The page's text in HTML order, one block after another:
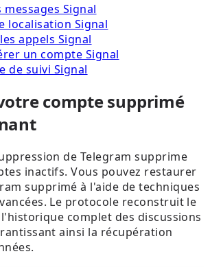
messages Signal
localisation Signal
appels Signal
un compte Signal
de suivi Signal
compte supprimé
de Telegram supprime
inactifs. Vous pouvez restaurer
supprimé à l'aide de techniques
Le protocole reconstruit le
complet des discussions
ainsi la récupération